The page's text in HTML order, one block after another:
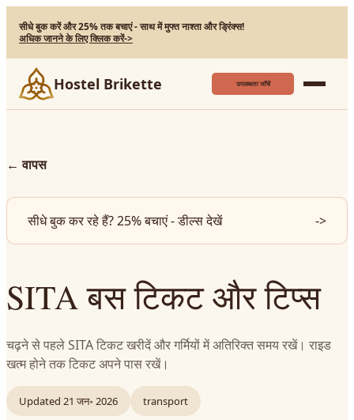
सीधे बुक करें और 25% तक बचाएं - साथ में मुफ्त नाश्ता और ड्रिंक्स!
अधिक जानने के लिए क्लिक करें->
Hostel Brikette उपलब्धता जाँचें
←वापस
सीधे बुक कर रहे हैं? 25% बचाएं - डील्स देखें ->
SITA बस टिकट और टिप्स
चढ़ने से पहले SITA टिकट खरीदें और गर्मियों में अतिरिक्त समय रखें। राइड
खत्म होने तक टिकट अपने पास रखें।
Updated 21 जन॰ 2026 transport